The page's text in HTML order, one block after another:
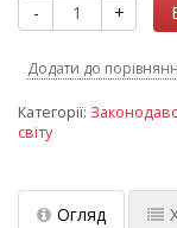
- +
Додати до
Категорії:
світу
Огляд